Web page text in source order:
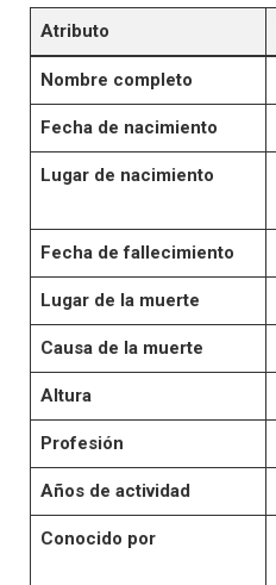
Atributo
Nombre completo
Fecha de nacimiento
Lugar de nacimiento
Fecha de fallecimiento
Lugar de la muerte
Causa de la muerte
Altura
Profesión
Años de actividad
Conocido por